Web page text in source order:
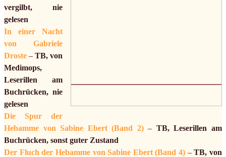
vergilbt, nie
gelesen
In einer Nacht
von Gabriele
Droste – TB, von
Medimops,
Leserillen am
Buchrücken, nie
gelesen
Die Spur der
Hebamme von Sabine Ebert (Band 2)– TB, Leserillen am
Buchrücken, sonst guter Zustand
Der Fluch der Hebamme von Sabine Ebert (Band 4) –TB, von